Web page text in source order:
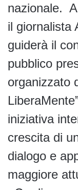
nazionale.
il giornalista
guiderà il
pubblico
organizzato
iniziativa
crescita di
dialogo e
maggiore